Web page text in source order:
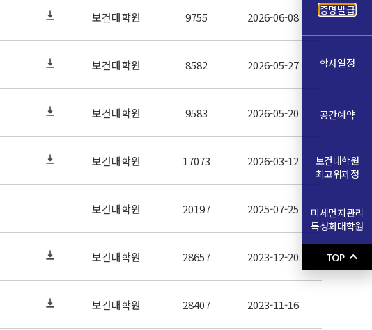
보건대학원 9755 2026-06-08
보건대학원 8582 2026-05-27
보건대학원 9583 2026-05-20
보건대학원 17073 2026-03-12
보건대학원 20197 2025-07-25
보건대학원 28657 2023-12-20
보건대학원 28407 2023-11-16
증명발급
학사일정
공간예약
보건대학원
최고위과정
미세먼지관리
특성화대학원
TOP